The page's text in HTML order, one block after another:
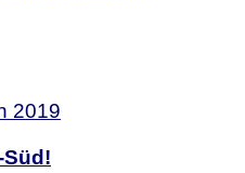
2019